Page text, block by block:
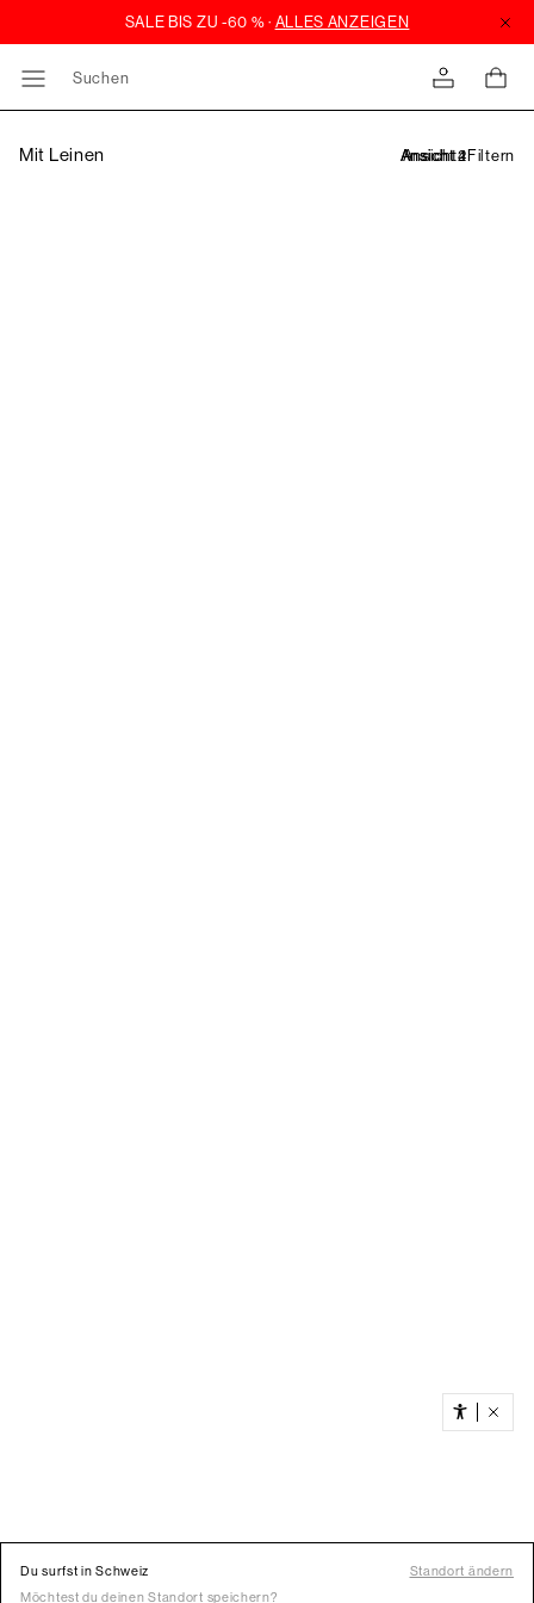
Suchen
Mit Leinen Filtern
Du surfst in Schweiz
Standort ändern
Möchtest du deinen Standort speichern?